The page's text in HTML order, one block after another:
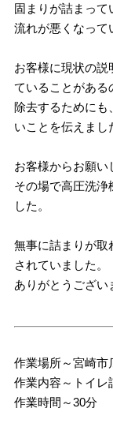
固まりが詰まって
流れが悪くなって
お客様に現状の説
ていることがある
除去するためにも
いことを伝えまし
お客様からお願い
その場で高圧洗浄
した。
無事に詰まりが取
されていました。
ありがとうござい
作業場所～宮崎市
作業内容～トイレ
作業時間～30分